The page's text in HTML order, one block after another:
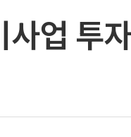
업 투